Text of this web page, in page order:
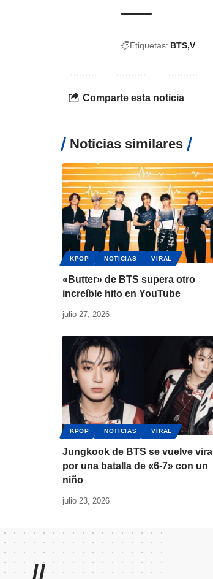
Etiquetas: BTS V
Comparte esta noticia
Noticias similares
KPOP NOTICIAS VIRAL
«Butter» de BTS supera otro
increíble hito en YouTube
julio 27, 2026
KPOP NOTICIAS VIRAL
Jungkook de BTS se vuelve viral
por una batalla de «6-7» con un
niño
julio 23, 2026